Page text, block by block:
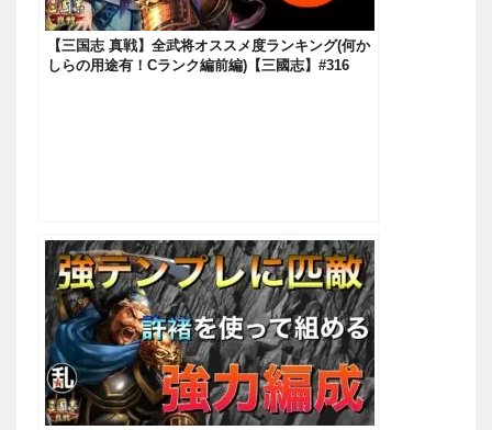
【三国志 真戦】全武将オススメ度ランキング(何か
しらの用途有！Cランク編前編)【三國志】#316